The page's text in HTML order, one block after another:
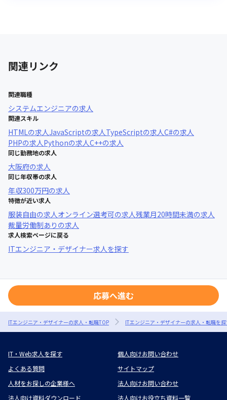
関連リンク
関連職種
システムエンジニアの求人
関連スキル
HTMLの求人JavaScriptの求人TypeScriptの求人C#の求人
PHPの求人Pythonの求人C++の求人
同じ勤務地の求人
大阪府の求人
同じ年収帯の求人
年収300万円の求人
特徴が近い求人
服装自由の求人オンライン選考可の求人残業月20時間未満の求人
裁量労働制あり の求人
求人検索ページに戻る
ITエンジニア・デザイナー求人を探す
応募へ進む
ITエンジニア・デザイナーの求人・転職TOP ITエンジニア・デザイナーの求人・転職を
IT・Web求人を探す
個人向けお問い合わせ
よくある質問
サイトマップ
人材をお探しの企業様へ
法人向けお問い合わせ
法人向け資料ダウンロード
法人向けお役立ち資料一覧